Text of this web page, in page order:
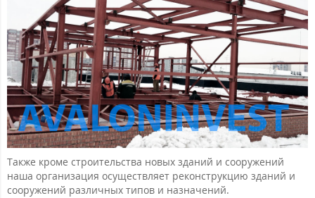
Также кроме строительства новых зданий и сооружений
наша организация осуществляет реконструкцию зданий и
сооружений различных типов и назначений.